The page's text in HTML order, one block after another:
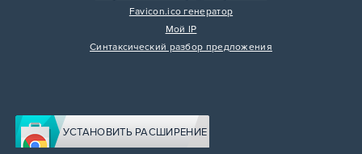
Favicon.ico генератор
Мой IP
Синтаксический разбор предложения
УСТАНОВИТЬ РАСШИРЕНИЕ